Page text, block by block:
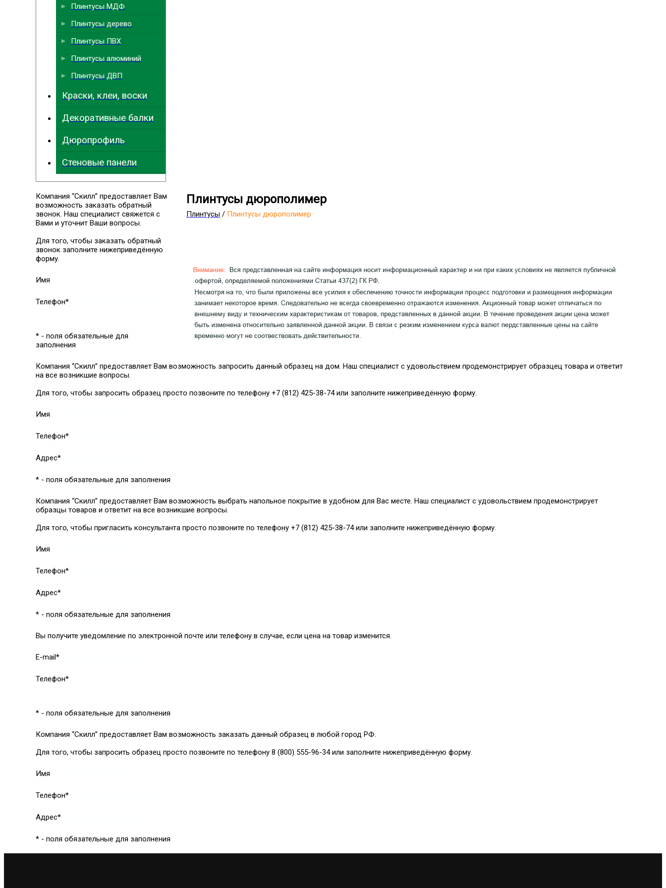
Плинтусы МДФ
Плинтусы дерево
Плинтусы ПВХ
Плинтусы алюминий
Плинтусы ДВП
Краски, клеи, воски
Декоративные балки
Дюропрофиль
Стеновые панели
Плинтусы дюрополимер
Плинтусы / Плинтусы дюрополимер
Компания “Скилл” предоставляет Вам
возможность заказать обратный
звонок. Наш специалист свяжется с
Вами и уточнит Ваши вопросы.
Для того, чтобы заказать обратный
звонок заполните нижеприведённую
форму.
Имя
Телефон*
* - поля обязательные для
заполнения
Компания “Скилл” предоставляет Вам возможность запросить данный образец на дом. Наш специалист с удовольствием продемонстрирует образцец товара и ответит
на все возникшие вопросы.
Для того, чтобы запросить образец просто позвоните по телефону +7 (812) 425-38-74 или заполните нижеприведённую форму.
Имя
Телефон*
Адрес*
* - поля обязательные для заполнения
Компания “Скилл” предоставляет Вам возможность выбрать напольное покрытие в удобном для Вас месте. Наш специалист с удовольствием продемонстрирует
образцы товаров и ответит на все возникшие вопросы.
Для того, чтобы пригласить консультанта просто позвоните по телефону +7 (812) 425-38-74 или заполните нижеприведённую форму.
Имя
Телефон*
Адрес*
* - поля обязательные для заполнения
Вы получите уведомление по электронной почте или телефону в случае, если цена на товар изменится.
E-mail*
Телефон*
* - поля обязательные для заполнения
Компания “Скилл” предоставляет Вам возможность заказать данный образец в любой город РФ.
Для того, чтобы запросить образец просто позвоните по телефону 8 (800) 555-96-34 или заполните нижеприведённую форму.
Имя
Телефон*
Адрес*
* - поля обязательные для заполнения